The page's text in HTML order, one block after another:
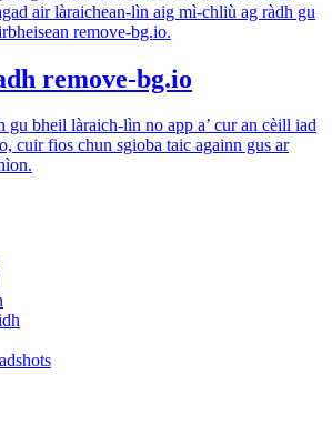
air làraichean-lìn aig mì-chliù ag ràdh gu
remove-bg.io.
remove-bg.io
gu bheil làraich-lìn no app a’ cur an cèill iad
cuir fios chun sgioba taic againn gus ar